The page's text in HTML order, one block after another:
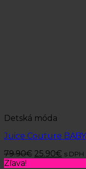
Detská móda
Juice Couture BABY
79.90€ 25.90€ s DPH
Zľava!